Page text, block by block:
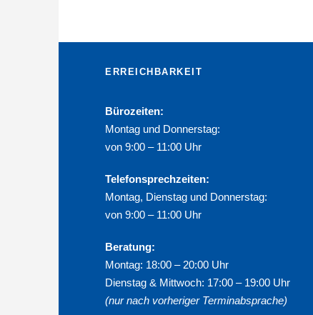
ERREICHBARKEIT
Bürozeiten:
Montag und Donnerstag:
von 9:00 – 11:00 Uhr
Telefonsprechzeiten:
Montag, Dienstag und Donnerstag:
von 9:00 – 11:00 Uhr
Beratung:
Montag: 18:00 – 20:00 Uhr
Dienstag & Mittwoch: 17:00 – 19:00 Uhr
(nur nach vorheriger Terminabsprache)